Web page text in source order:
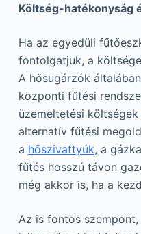
Költség-hatékonyság
Ha az egyedüli
fontolgatjuk, a
A hősugárzók
központi fűtési
üzemeltetési
alternatív fűtési
a hőszivattyúk, a
fűtés hosszú távon
még akkor is, ha a
Az is fontos